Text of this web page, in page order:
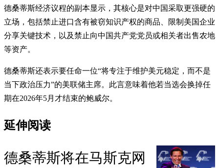
德桑蒂斯经济议程的副本显示，其核心是对中国采取更强硬的
立场，包括禁止进口含有被窃知识产权的商品、限制美国企业
分享关键技术，以及禁止向中国共产党党员或相关者出售农地
等资产。
德桑蒂斯还表示要任命一位“将专注于维护美元稳定，而不是
当下政治压力”的美联储主席。此言意味着他若当选会换掉任
期在2026年5月才结束的鲍威尔。
延伸阅读
德桑蒂斯将在马斯克网